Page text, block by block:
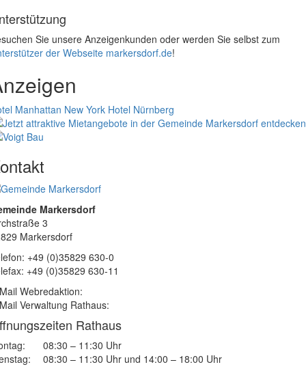
Sie unsere Anzeigenkunden oder werden Sie selbst zum
der Webseite markersdorf.de!
Manhattan New York Hotel Nürnberg
Markersdorf
3
Markersdorf
+49 (0)35829 630-0
+49 (0)35829 630-11
Webredaktion:
Verwaltung Rathaus:
Rathaus
08:30 – 11:30 Uhr
08:30 – 11:30 Uhr und 14:00 – 18:00 Uhr